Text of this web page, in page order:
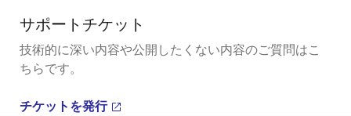
サポートチケット
技術的に深い内容や公開したくない内容のご質問はこ
ちらです。
チケットを発行